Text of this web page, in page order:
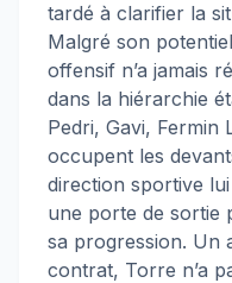
tardé à clarifier la
Malgré son
offensif n’a jamais
dans la hiérarchie
Pedri, Gavi, Fermin
occupent les
direction sportive
une porte de sortie
sa progression. Un
contrat, Torre n’a